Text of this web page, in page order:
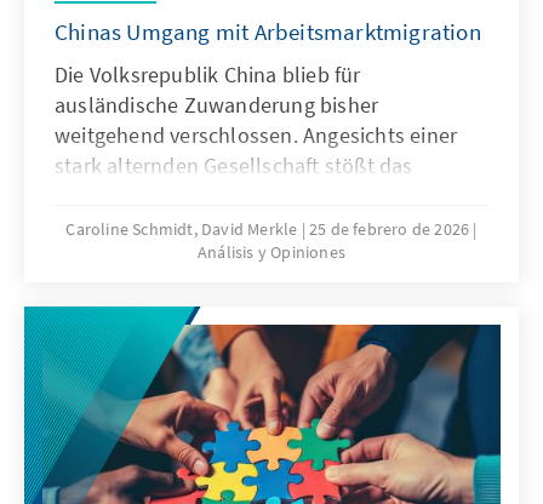
Chinas Umgang mit Arbeitsmarktmigration
Die Volksrepublik China blieb für
ausländische Zuwanderung bisher
weitgehend verschlossen. Angesichts einer
stark alternden Gesellschaft stößt das
seine Grenzen, was die gezielte Anwerbung
ausländischer Fach- und Arbeitskräfte auf
Deutschland und Europa könnte mit China ein
neuer Wettbewerber im globalen Wettbewerb
um Talente entstehen.
Caroline Schmidt, David Merkle 25 de febrero de 2026
Análisis y Opiniones